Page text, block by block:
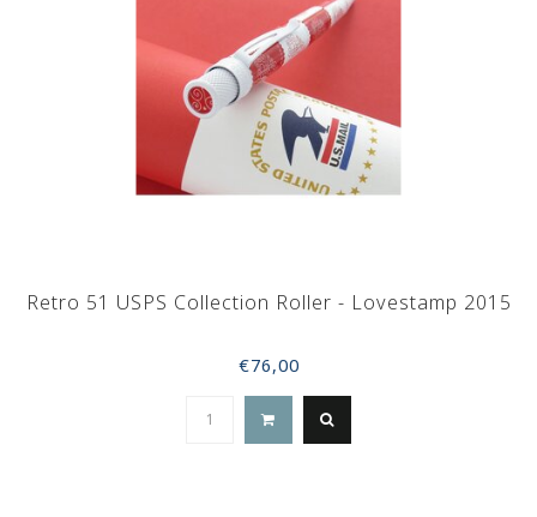
Retro 51 USPS Collection Roller - Lovestamp 2015
€76,00